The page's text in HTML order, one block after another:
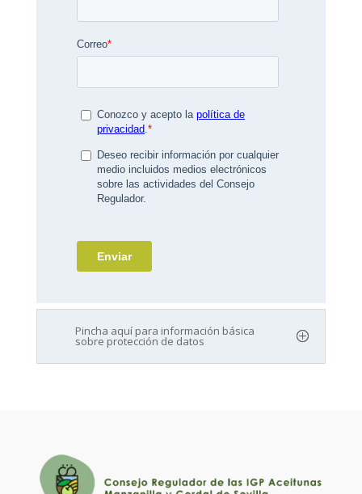
Pincha aquí para información básica
sobre protección de datos